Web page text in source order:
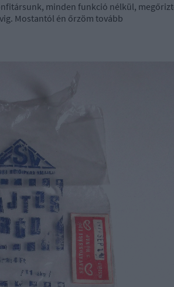
minden funkció nélkül,
Mostantól én őrzöm tovább